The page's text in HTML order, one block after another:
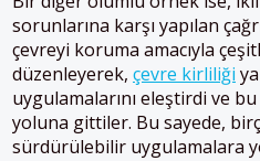
sorunlarına karşı yapılan
çevreyi koruma amacıyla
düzenleyerek, çevre kirliliği
uygulamalarını eleştirdi ve
yoluna gittiler. Bu sayede,
sürdürülebilir uygulamalara